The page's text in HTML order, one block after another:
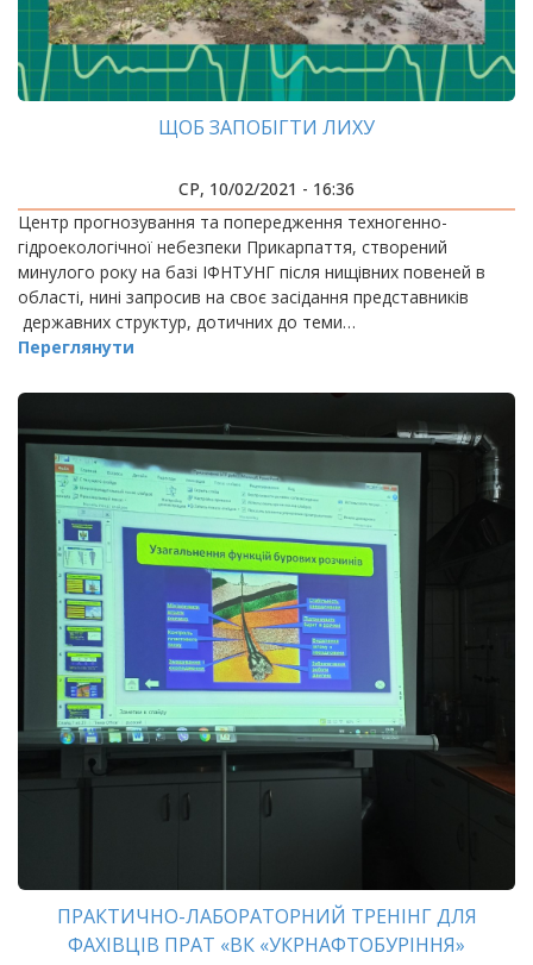
ЩОБ ЗАПОБІГТИ ЛИХУ
СР, 10/02/2021 - 16:36
Центр прогнозування та попередження техногенно-
гідроекологічної небезпеки Прикарпаття, створений
минулого року на базі ІФНТУНГ після нищівних повеней в
області, нині запросив на своє засідання представників
державних структур, дотичних до теми…
Переглянути
ПРАКТИЧНО-ЛАБОРАТОРНИЙ ТРЕНІНГ ДЛЯ
ФАХІВЦІВ ПРАТ «ВК «УКРНАФТОБУРІННЯ»